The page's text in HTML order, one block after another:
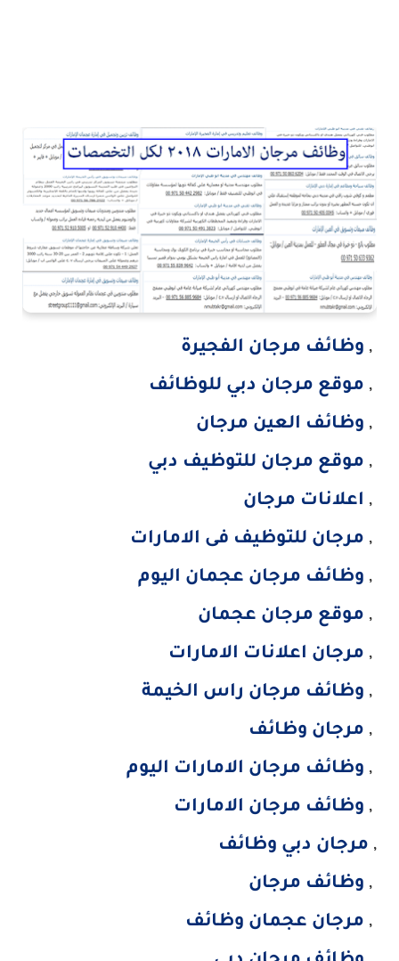
, وظائف مرجان الفجيرة
, موقع مرجان دبي للوظائف
, وظائف العين مرجان
, موقع مرجان للتوظيف دبي
, اعلانات مرجان
, مرجان للتوظيف فى الامارات
, وظائف مرجان عجمان اليوم
, موقع مرجان عجمان
, مرجان اعلانات الامارات
, وظائف مرجان راس الخيمة
, مرجان وظائف
, وظائف مرجان الامارات اليوم
, وظائف مرجان الامارات
, مرجان دبي وظائف
, وظائف مرجان
, مرجان عجمان وظائف